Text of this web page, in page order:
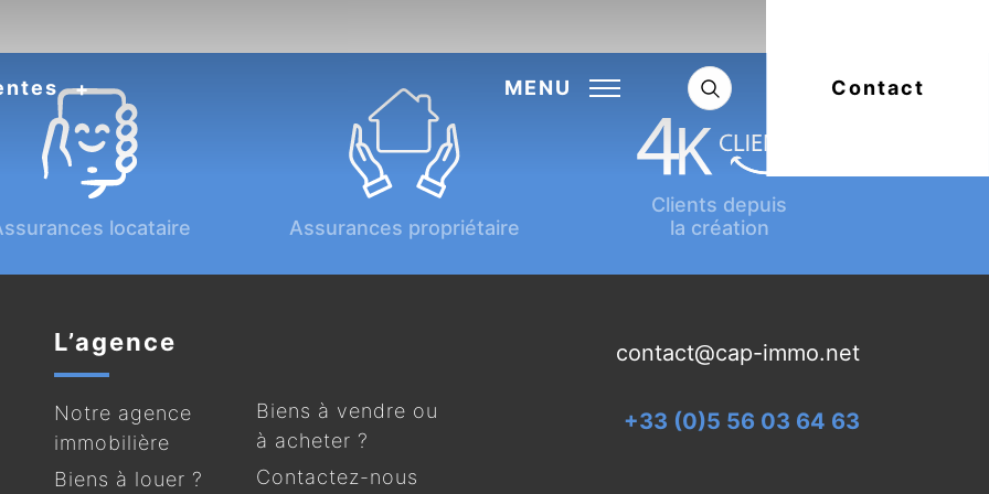
MENU Contact
locataire Assurances propriétaire
Clients depuis
la création
L’agence
Notre agence
immobilière
Biens à louer ?
Biens à vendre ou
à acheter ?
Contactez-nous
contact@cap-immo.net
+33 (0)5 56 03 64 63